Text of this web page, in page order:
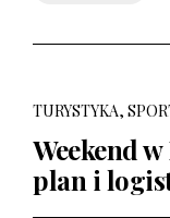
TURYSTYKA,
Weekend
plan i